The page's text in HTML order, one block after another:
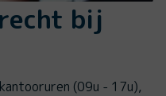
bij
(09u - 17u),